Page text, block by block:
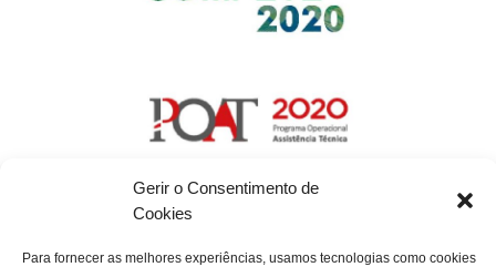
Gerir o Consentimento de
Cookies
Para fornecer as melhores experiências, usamos tecnologias como cookies